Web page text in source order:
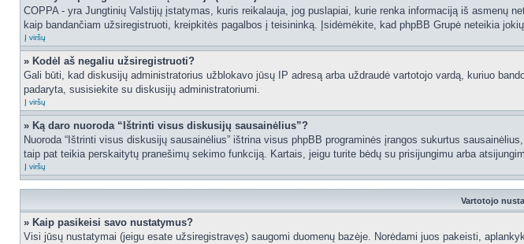
COPPA - yra Jungtinių Valstijų įstatymas, kuris reikalauja, jog puslapiai, kurie renka informaciją iš asmenų
kaip bandančiam užsiregistruoti, kreipkitės pagalbos į teisininką. Įsidėmėkite, kad phpBB Grupė neteikia
Į viršų
» Kodėl aš negaliu užsiregistruoti?
Gali būti, kad diskusijų administratorius užblokavo jūsų IP adresą arba uždraudė vartotojo vardą, kuriuo
padaryta, susisiekite su diskusijų administratoriumi.
Į viršų
» Ką daro nuoroda “Ištrinti visus diskusijų sausainėlius”?
Nuoroda “Ištrinti visus diskusijų sausainėlius” ištrina visus phpBB programinės įrangos sukurtus
taip pat teikia perskaitytų pranešimų sekimo funkciją. Kartais, jeigu turite bėdų su prisijungimu arba
Į viršų
Vartotojo
» Kaip pasikeisi savo nustatymus?
Visi jūsų nustatymai (jeigu esate užsiregistravęs) saugomi duomenų bazėje. Norėdami juos pakeisti,